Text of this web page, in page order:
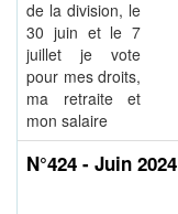
de la division, le
30 juin et le 7
juillet je vote
pour mes droits,
ma retraite et
mon salaire
N°424 - Juin 2024